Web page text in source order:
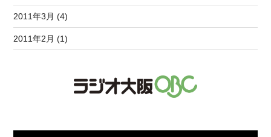
2011年3月 (4)
2011年2月 (1)